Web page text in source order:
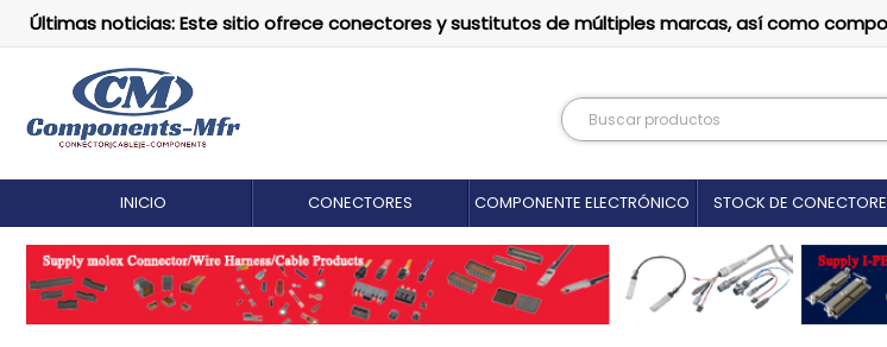
Últimas noticias: Este sitio ofrece conectores y sustitutos de múltiples marcas, así como
INICIO CONECTORES COMPONENTE ELECTRÓNICO STOCK DE